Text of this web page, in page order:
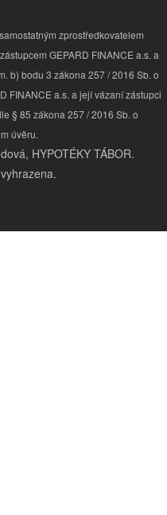
zprostředkovatelem
GEPARD FINANCE a.s. a
b) bodu 3 zákona 257 / 2016 Sb. o
FINANCE a.s. a její vázaní zástupci
§ 85 zákona 257 / 2016 Sb. o
úvěru.
HYPOTÉKY TÁBOR.